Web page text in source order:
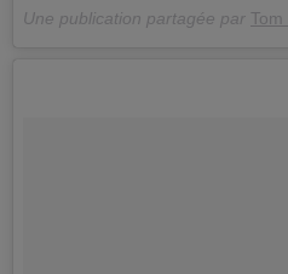
Une publication partagée par Tom